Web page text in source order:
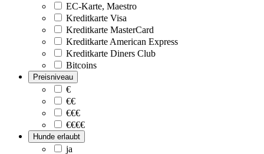
EC-Karte, Maestro
Kreditkarte Visa
Kreditkarte MasterCard
Kreditkarte American Express
Kreditkarte Diners Club
Bitcoins
Preisniveau
€
€€
€€€
€€€€
Hunde erlaubt
ja